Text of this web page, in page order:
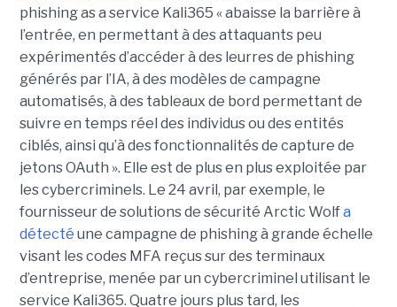
phishing as a service Kali365 « abaisse la barrière à
l’entrée, en permettant à des attaquants peu
expérimentés d’accéder à des leurres de phishing
générés par l’IA, à des modèles de campagne
automatisés, à des tableaux de bord permettant de
suivre en temps réel des individus ou des entités
ciblés, ainsi qu’à des fonctionnalités de capture de
jetons OAuth ». Elle est de plus en plus exploitée par
les cybercriminels. Le 24 avril, par exemple, le
fournisseur de solutions de sécurité Arctic Wolfa
détecté une campagne de phishing à grande échelle
visant les codes MFA reçus sur des terminaux
d’entreprise, menée par un cybercriminel utilisant le
service Kali365. Quatre jours plus tard, les